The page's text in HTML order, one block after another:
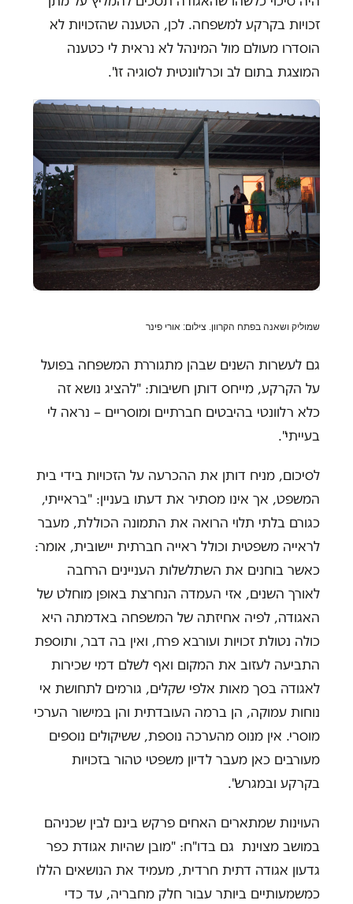
זכויות בקרקע למשפחה. לכן, הטענה שהזכויות לא
הוסדרו מעולם מול המינהל לא נראית לי כטענה
המוצגת בתום לב וכרלוונטית לסוגיה זו".
שמוליק ושאנה בפתח הקרוון. צילום: אורי פינר
גם לעשרות השנים שבהן מתגוררת המשפחה בפועל
על הקרקע, מייחס דותן חשיבות: "להציג נושא זה
כלא רלוונטי בהיבטים חברתיים ומוסריים – נראה לי
בעייתי".
לסיכום, מניח דותן את ההכרעה על הזכויות בידי בית
המשפט, אך אינו מסתיר את דעתו בעניין: "בראייתי,
כגורם בלתי תלוי הרואה את התמונה הכוללת, מעבר
לראייה משפטית וכולל ראייה חברתית יישובית, אומר:
כאשר בוחנים את השתלשלות העניינים הרחבה
לאורך השנים, אזי העמדה הנחרצת באופן מוחלט של
האגודה, לפיה אחיזתה של המשפחה באדמתה היא
כולה נטולת זכויות ועורבא פרח, ואין בה דבר, ותוספת
התביעה לעזוב את המקום ואף לשלם דמי שכירות
לאגודה בסך מאות אלפי שקלים, גורמים לתחושת אי
נוחות עמוקה, הן ברמה העובדתית והן במישור הערכי
מוסרי. אין מנוס מהערכה נוספת, ששיקולים נוספים
מעורבים כאן מעבר לדיון משפטי טהור בזכויות
בקרקע ובמגרש".
העוינות שמתארים האחים פרקש בינם לבין שכניהם
במושב מצוינת גם בדו"ח: "מובן שהיות אגודת כפר
גדעון אגודה דתית חרדית, מעמיד את הנושאים הללו
כמשמעותיים ביותר עבור חלק מחבריה, עד כדי